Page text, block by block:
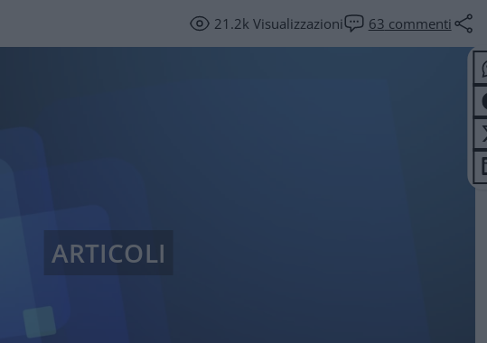
21.2kVisualizzazioni 63 commenti
ARTICOLI